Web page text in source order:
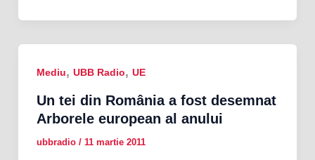
Mediu, UBB Radio, UE
Un tei din România a fost desemnat
Arborele european al anului
ubbradio / 11 martie 2011